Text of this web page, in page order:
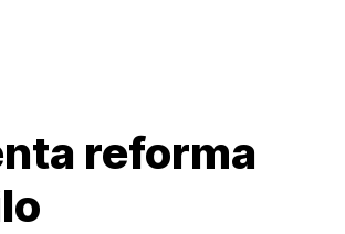
reforma